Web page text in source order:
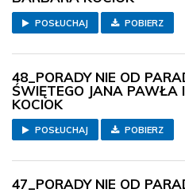
POSŁUCHAJ POBIERZ
48_PORADY NIE OD
ŚWIĘTEGO JANA PAWŁA
KOCIOK
POSŁUCHAJ POBIERZ
47_PORADY NIE OD